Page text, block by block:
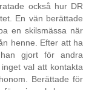
också hur DR
En vän berättade
en skilsmässa när
henne. Efter att ha
gjort för andra
val att kontakta
Berättade för